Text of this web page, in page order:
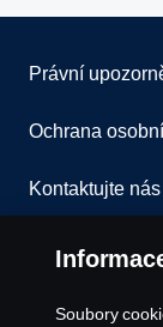
Právní
Ochrana
Kontaktujte nás
Všeobecné
Oznámení
Soubory